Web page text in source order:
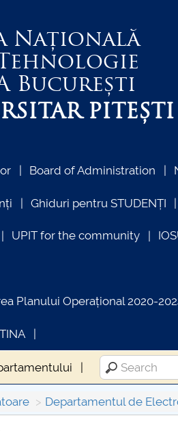
Națională
București
PITEȘTI
Board of Administration
Ghiduri pentru STUDENȚI
UPIT for the community
Planului Operațional 2020-
Departamentul de